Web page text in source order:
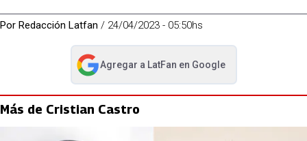
Por Redacción Latfan / 24/04/2023 - 05:50hs
Agregar a LatFan en Google
abre en nueva pestaña
Más de Cristian Castro